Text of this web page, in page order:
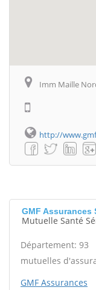
Imm Maille
http://
GMF Assurances
Mutuelle Santé
Département: 93
mutuelles
GMF Assurances